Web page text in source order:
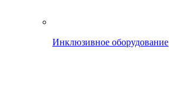
Инклюзивное оборудование